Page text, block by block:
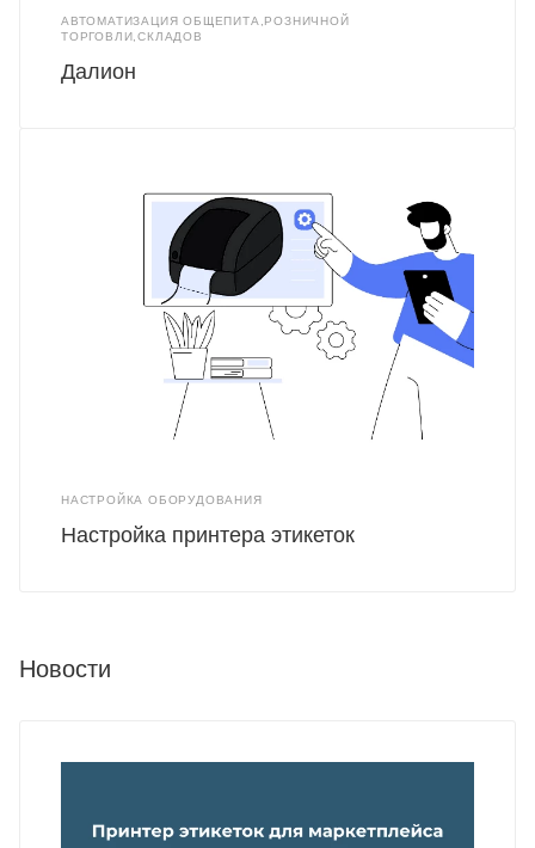
АВТОМАТИЗАЦИЯ ОБЩЕПИТА,РОЗНИЧНОЙ
ТОРГОВЛИ,СКЛАДОВ
Далион
НАСТРОЙКА ОБОРУДОВАНИЯ
Настройка принтера этикеток
Новости